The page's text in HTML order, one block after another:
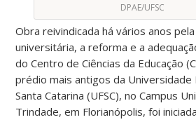
DPAE/UFSC
Obra reivindicada há vários anos
universitária, a reforma e a
do Centro de Ciências da Educação
prédio mais antigos da Universidade
Santa Catarina (UFSC), no Campus
Trindade, em Florianópolis, foi